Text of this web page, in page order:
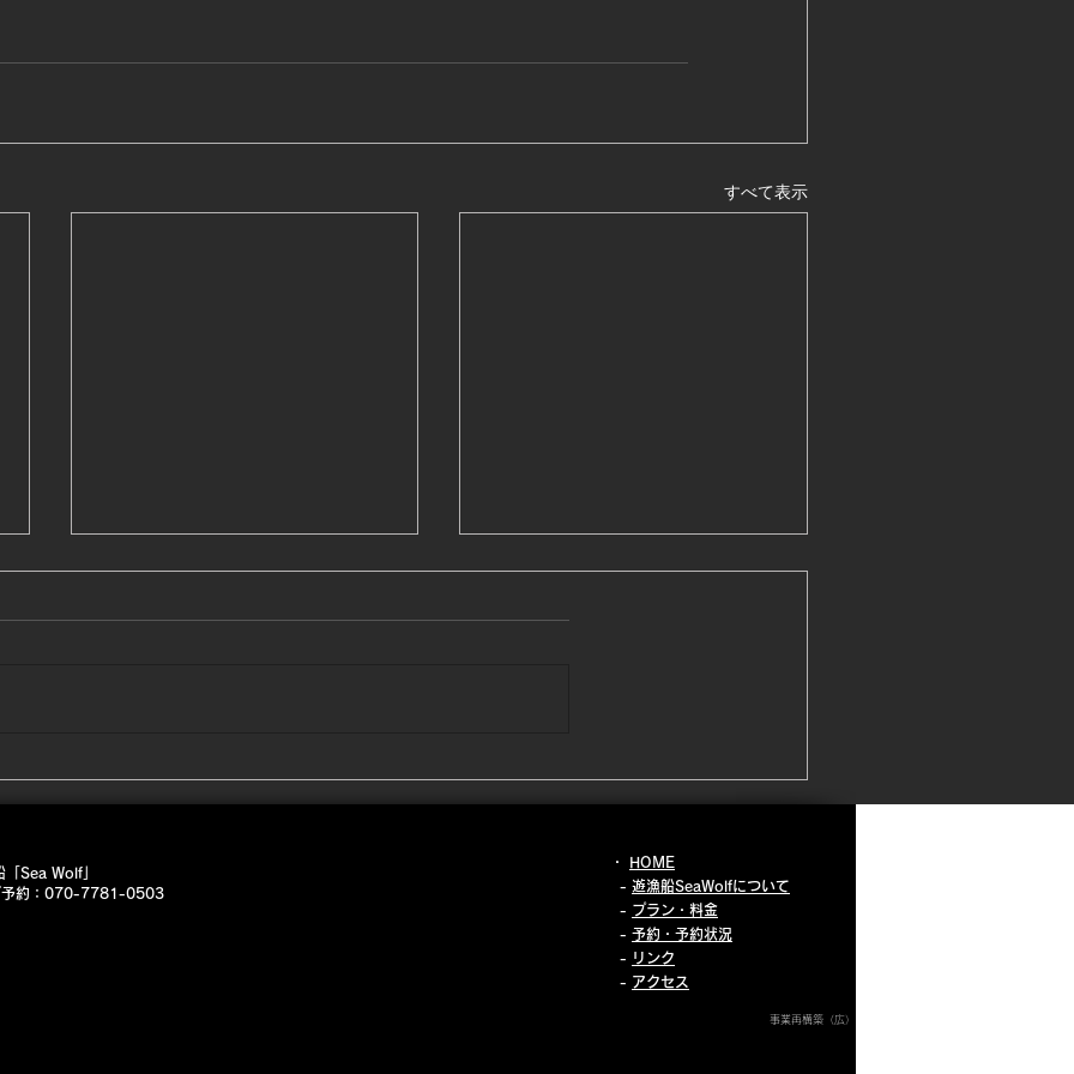
すべて表示
12月20日 南風つよ！
12月とは思えれないくらいの暖
よね🤣1番近い沖合ポイントが正
しいかぁ😊 さぁ釣果は、ごめん
なさい🙏甘鯛出会えませんでした
😭 本日お越しのお客様 リベ
ンジお待ち申し上げます🙇
Sea Wolf」
予約：070-7781-0503
・ HOME
- 遊漁船SeaWolfについて
- プラン・料金
- 予約・予約状況
​ - リンク
- アクセス
事業再構築（広）